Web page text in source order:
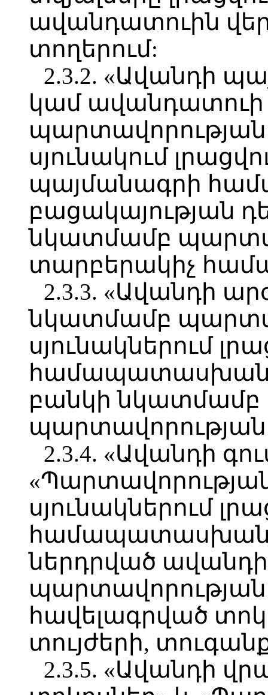
ավանդատուին
տողերում:
2.3.2. «Ավանդի
կամ ավանդատուի
պարտավորության
սյունակում
պայմանագրի
բացակայության
նկատմամբ
տարբերակիչ
2.3.3. «Ավանդի
նկատմամբ
սյունակներում
բանկի նկատմամբ
պարտավորության
2.3.4. «Ավանդի
սյունակներում
ներդրված
հավելագրված
տույժերի,
2.3.5. «Ավանդի